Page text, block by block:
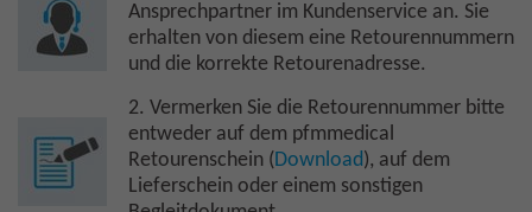
Ansprechpartner im Kundenservice an. Sie
erhalten von diesem eine Retourennummern
und die korrekte Retourenadresse.
2. Vermerken Sie die Retourennummer bitte
entweder auf dem pfmmedical
Retourenschein (Download), auf dem
Lieferschein oder einem sonstigen